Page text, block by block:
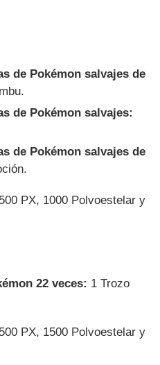
de Pokémon salvajes de
de Pokémon salvajes:
de Pokémon salvajes de
PX, 1000 Polvoestelar y
22 veces: 1 Trozo
PX, 1500 Polvoestelar y